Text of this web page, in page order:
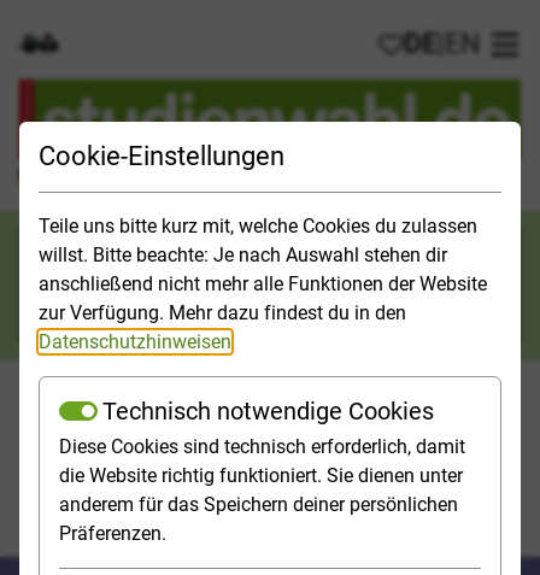
Cookie-Einstellungen
Teile uns bitte kurz mit, welche Cookies du zulassen
willst. Bitte beachte: Je nach Auswahl stehen dir
anschließend nicht mehr alle Funktionen der Website
zur Verfügung. Mehr dazu findest du in den
Datenschutzhinweisen
Technisch notwendige Cookies
Diese Cookies sind technisch erforderlich, damit
die Website richtig funktioniert. Sie dienen unter
anderem für das Speichern deiner persönlichen
Präferenzen.
Gebärdensprache
Leichte Sprache
Meine
DE EN
Suchkategorie
Orientieren Studieninfos Studienfelder
StartseiteStudienfelder